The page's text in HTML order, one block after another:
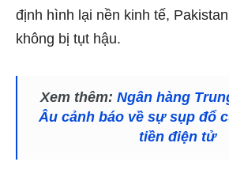
định hình lại nền kinh tế,
không bị tụt hậu.
Xem thêm: Ngân hàng
Âu cảnh báo về sự sụp đổ
tiền điện tử